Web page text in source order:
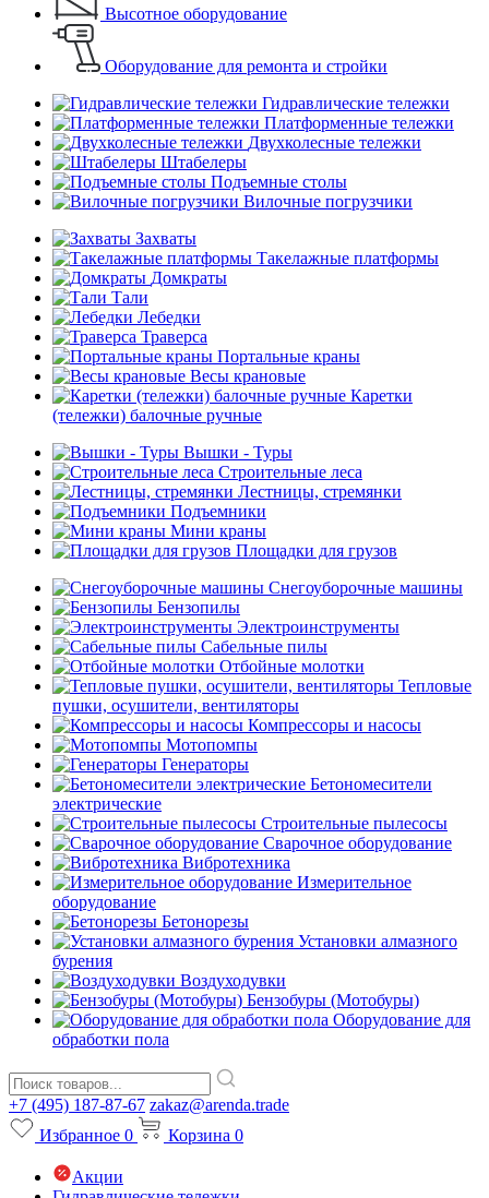
Высотное оборудование
Оборудование для ремонта и стройки
Гидравлические тележки
Платформенные тележки
Двухколесные тележки
Штабелеры
Подъемные столы
Вилочные погрузчики
Захваты
Такелажные платформы
Домкраты
Тали
Лебедки
Траверса
Портальные краны
Весы крановые
Каретки
(тележки) балочные ручные
Вышки - Туры
Строительные леса
Лестницы, стремянки
Подъемники
Мини краны
Площадки для грузов
Снегоуборочные машины
Бензопилы
Электроинструменты
Сабельные пилы
Отбойные молотки
Тепловые
пушки, осушители, вентиляторы
Компрессоры и насосы
Мотопомпы
Генераторы
Бетономесители
электрические
Строительные пылесосы
Сварочное оборудование
Вибротехника
Измерительное
оборудование
Бетонорезы
Установки алмазного
бурения
Воздуходувки
Бензобуры (Мотобуры)
Оборудование для
обработки пола
+7 (495) 187-87-67 zakaz@arenda.trade
Избранное 0 Корзина 0
Акции